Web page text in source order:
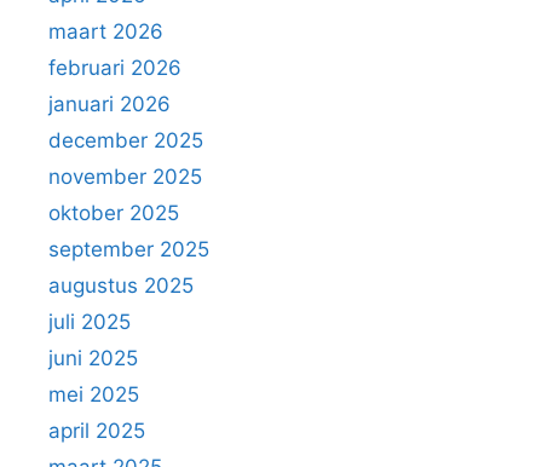
maart 2026
februari 2026
januari 2026
december 2025
november 2025
oktober 2025
september 2025
augustus 2025
juli 2025
juni 2025
mei 2025
april 2025